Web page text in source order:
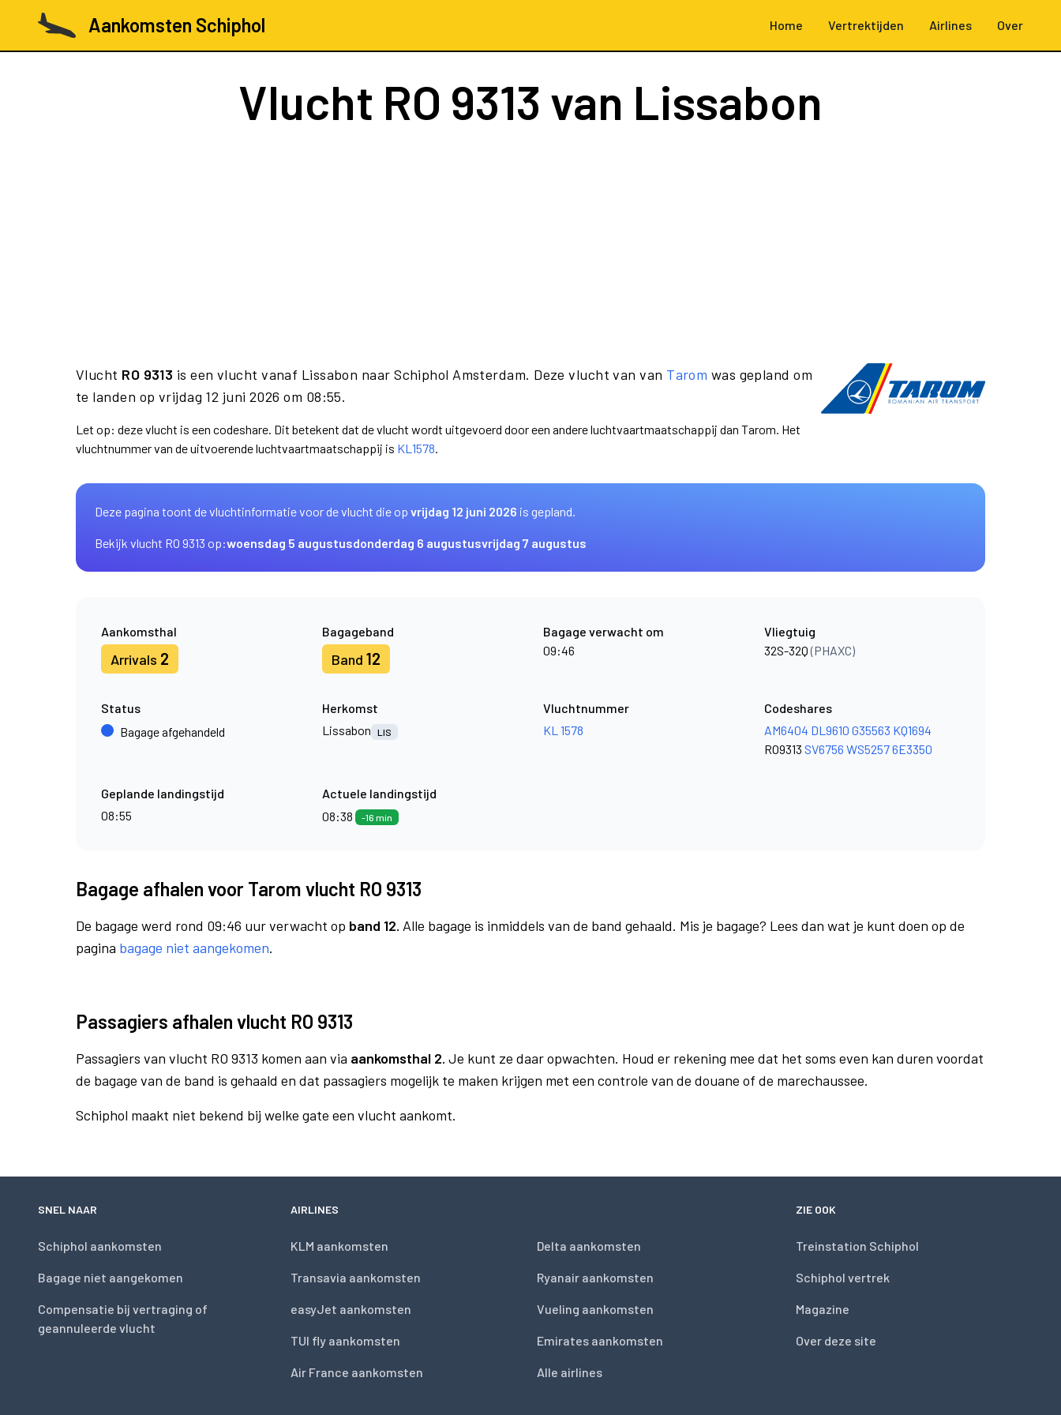
Aankomsten Schiphol Home Vertrektijden Airlines Over
Vlucht RO 9313 van Lissabon
Vlucht RO 9313 is een vlucht vanaf Lissabon naar Schiphol Amsterdam. Deze vlucht van van Tarom was gepland om
te landen op vrijdag 12 juni 2026 om 08:55.
Let op: deze vlucht is een codeshare. Dit betekent dat de vlucht wordt uitgevoerd door een andere luchtvaartmaatschappij dan Tarom. Het
vluchtnummer van de uitvoerende luchtvaartmaatschappij is KL1578.
Deze pagina toont de vluchtinformatie voor de vlucht die op vrijdag 12 juni 2026 is gepland.
Bekijk vlucht RO 9313 op:woensdag 5 augustusdonderdag 6 augustusvrijdag 7 augustus
Aankomsthal
Arrivals 2
Bagageband
Band 12
Bagage verwacht om
09:46
Vliegtuig
32S-32Q(PHAXC)
Status
Bagage afgehandeld
Herkomst
Lissabon
LIS
Vluchtnummer
KL 1578
Codeshares
AM6404 DL9610 G35563 KQ1694
RO9313 SV6756 WS52576E3350
Geplande landingstijd
08:55
Actuele landingstijd
08:38
-16 min
Bagage afhalen voor Tarom vlucht RO 9313
De bagage werd rond 09:46 uur verwacht op band 12. Alle bagage is inmiddels van de band gehaald. Mis je bagage? Lees dan wat je kunt doen op de
pagina bagage niet aangekomen.
Passagiers afhalen vlucht RO 9313
Passagiers van vlucht RO 9313 komen aan via aankomsthal 2. Je kunt ze daar opwachten. Houd er rekening mee dat het soms even kan duren voordat
de bagage van de band is gehaald en dat passagiers mogelijk te maken krijgen met een controle van de douane of de marechaussee.
Schiphol maakt niet bekend bij welke gate een vlucht aankomt.
SNEL NAAR
Schiphol aankomsten
Bagage niet aangekomen
Compensatie bij vertraging of
geannuleerde vlucht
AIRLINES
KLM aankomsten
Transavia aankomsten
easyJet aankomsten
TUI fly aankomsten
Air France aankomsten
Delta aankomsten
Ryanair aankomsten
Vueling aankomsten
Emirates aankomsten
Alle airlines
ZIE OOK
Treinstation Schiphol
Schiphol vertrek
Magazine
Over deze site